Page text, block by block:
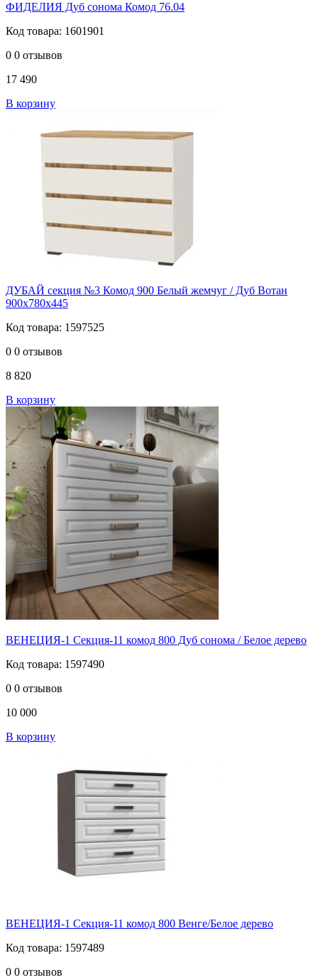
ФИДЕЛИЯ Дуб сонома Комод 76.04
Код товара: 1601901
0 0 отзывов
17 490
В корзину
ДУБАЙ секция №3 Комод 900 Белый жемчуг / Дуб Вотан
900х780х445
Код товара: 1597525
0 0 отзывов
8 820
В корзину
ВЕНЕЦИЯ-1 Секция-11 комод 800 Дуб сонома / Белое дерево
Код товара: 1597490
0 0 отзывов
10 000
В корзину
ВЕНЕЦИЯ-1 Секция-11 комод 800 Венге/Белое дерево
Код товара: 1597489
0 0 отзывов